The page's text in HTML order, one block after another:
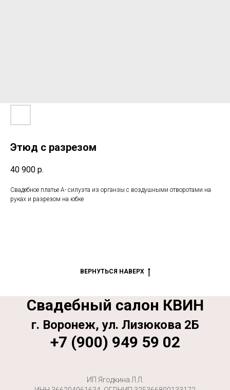
Этюд с разрезом
40 900 р.
Свадебное платье А- силуэта из органзы с воздушными отворотами на
руках и разрезом на юбке
ВЕРНУТЬСЯ НАВЕРХ
Свадебный салон КВИН
г. Воронеж, ул. Лизюкова 2Б
+7 (900) 949 59 02
ИП Ягодкина Л.Л.